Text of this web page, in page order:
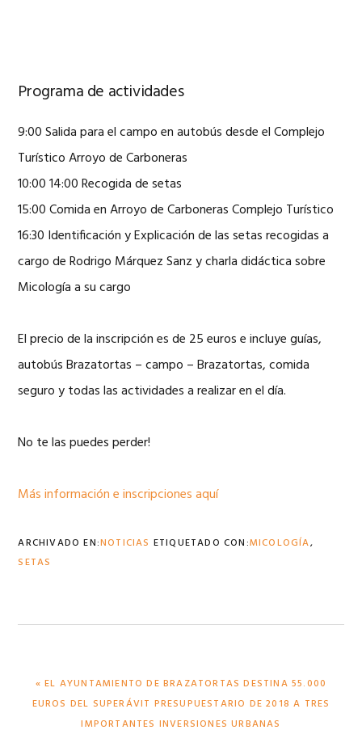
Programa de actividades
9:00 Salida para el campo en autobús desde el Complejo
Turístico Arroyo de Carboneras
10:00 14:00 Recogida de setas
15:00 Comida en Arroyo de Carboneras Complejo Turístico
16:30 Identificación y Explicación de las setas recogidas a
cargo de Rodrigo Márquez Sanz y charla didáctica sobre
Micología a su cargo
El precio de la inscripción es de 25 euros e incluye guías,
autobús Brazatortas – campo – Brazatortas, comida
seguro y todas las actividades a realizar en el día.
No te las puedes perder!
Más información e inscripciones aquí
ARCHIVADO EN:NOTICIAS ETIQUETADO CON:MICOLOGÍA,
SETAS
PUBLICACIÓN
« EL AYUNTAMIENTO DE BRAZATORTAS DESTINA 55.000
EUROS DEL SUPERÁVIT PRESUPUESTARIO DE 2018 A TRES
IMPORTANTES INVERSIONES URBANAS